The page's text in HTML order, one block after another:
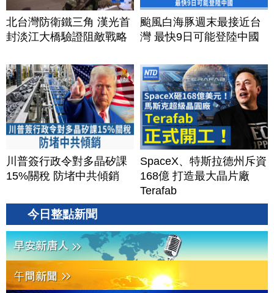
北台灣防衛鐵三角 漢光首
封淡江大橋驗證阻敵戰略
颱風白海豚週末最接近台
灣 最快9日可能登陸中國
川普簽行政令對多晶矽課
15%關稅 防堵中共傾銷
SpaceX、特斯拉德州斥資
168億 打造最大晶片廠
Terafab
今日整點新聞